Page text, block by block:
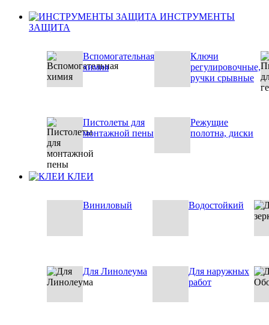
ИНСТРУМЕНТЫ
ЗАЩИТА
Вспомогательная
химия
Ключи
регулировочные,
ручки срывные
Пистолеты для
монтажной пены
Режущие
полотна, диски
КЛЕИ
Виниловый Водостойкий
Для Линолеума
Для наружных
работ